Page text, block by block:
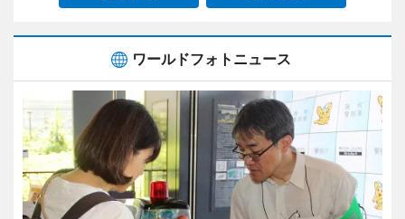
ワールドフォトニュース